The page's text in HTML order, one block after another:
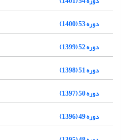
دوره 53 (1400)
دوره 52 (1399)
دوره 51 (1398)
دوره 50 (1397)
دوره 49 (1396)